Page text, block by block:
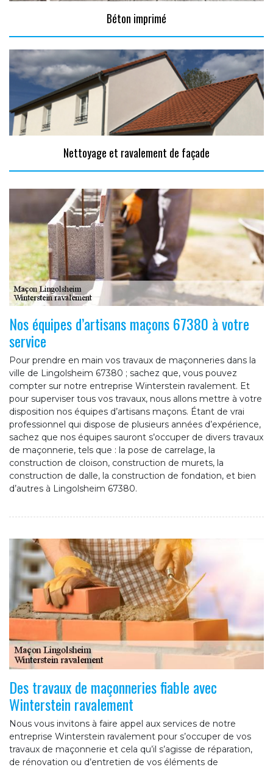
Béton imprimé
Nettoyage et ravalement de façade
Nos équipes d’artisans maçons 67380 à votre
service
Pour prendre en main vos travaux de maçonneries dans la
ville de Lingolsheim 67380 ; sachez que, vous pouvez
compter sur notre entreprise Winterstein ravalement. Et
pour superviser tous vos travaux, nous allons mettre à votre
disposition nos équipes d’artisans maçons. Étant de vrai
professionnel qui dispose de plusieurs années d’expérience,
sachez que nos équipes sauront s’occuper de divers travaux
de maçonnerie, tels que : la pose de carrelage, la
construction de cloison, construction de murets, la
construction de dalle, la construction de fondation, et bien
d’autres à Lingolsheim 67380.
Des travaux de maçonneries fiable avec
Winterstein ravalement
Nous vous invitons à faire appel aux services de notre
entreprise Winterstein ravalement pour s’occuper de vos
travaux de maçonnerie et cela qu’il s’agisse de réparation,
de rénovation ou d’entretien de vos éléments de